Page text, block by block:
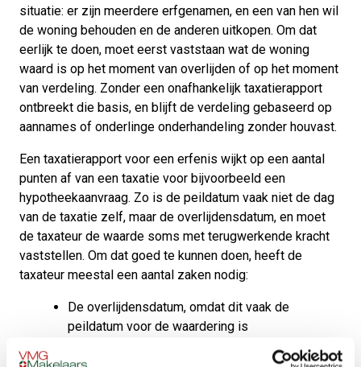
situatie: er zijn meerdere erfgenamen, en een van hen wil
de woning behouden en de anderen uitkopen. Om dat
eerlijk te doen, moet eerst vaststaan wat de woning
waard is op het moment van overlijden of op het moment
van verdeling. Zonder een onafhankelijk taxatierapport
ontbreekt die basis, en blijft de verdeling gebaseerd op
aannames of onderlinge onderhandeling zonder houvast.
Een taxatierapport voor een erfenis wijkt op een aantal
punten af van een taxatie voor bijvoorbeeld een
hypotheekaanvraag. Zo is de peildatum vaak niet de dag
van de taxatie zelf, maar de overlijdensdatum, en moet
de taxateur de waarde soms met terugwerkende kracht
vaststellen. Om dat goed te kunnen doen, heeft de
taxateur meestal een aantal zaken nodig:
De overlijdensdatum, omdat dit vaak de
peildatum voor de waardering is
Eventuele eerdere taxatierapporten of WOZ-